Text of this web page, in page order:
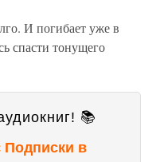
И погибает уже в
спасти тонущего
📚
Подписки в